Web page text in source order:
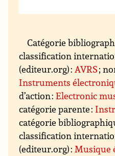
Catégorie
classification
(editeur.org) :AVRS;
Instruments
d’action :Electronic
catégorie parente :
catégorie
classification
(editeur.org) :Musique